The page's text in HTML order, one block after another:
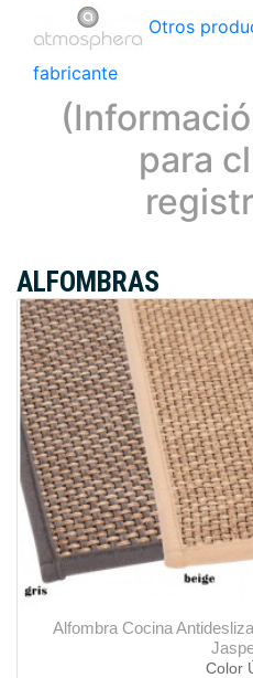
Otros
fabricante
para
ALFOMBRAS
Alfombra Cocina
Color